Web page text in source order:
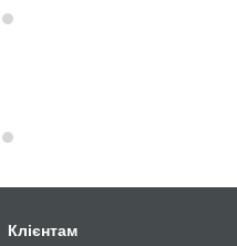
Клієнтам